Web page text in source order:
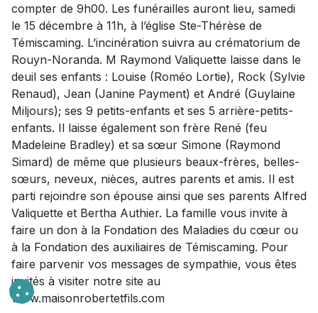
compter de 9h00. Les funérailles auront lieu, samedi
le 15 décembre à 11h, à l’église Ste-Thérèse de
Témiscaming. L’incinération suivra au crématorium de
Rouyn-Noranda. M Raymond Valiquette laisse dans le
deuil ses enfants : Louise (Roméo Lortie), Rock (Sylvie
Renaud), Jean (Janine Payment) et André (Guylaine
Miljours); ses 9 petits-enfants et ses 5 arrière-petits-
enfants. Il laisse également son frère René (feu
Madeleine Bradley) et sa sœur Simone (Raymond
Simard) de même que plusieurs beaux-frères, belles-
sœurs, neveux, nièces, autres parents et amis. Il est
parti rejoindre son épouse ainsi que ses parents Alfred
Valiquette et Bertha Authier. La famille vous invite à
faire un don à la Fondation des Maladies du cœur ou
à la Fondation des auxiliaires de Témiscaming. Pour
faire parvenir vos messages de sympathie, vous êtes
invités à visiter notre site au
www.maisonrobertetfils.com